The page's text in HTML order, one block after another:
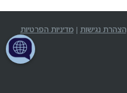
הצהרת נגישות |מדיניות הפרטיות